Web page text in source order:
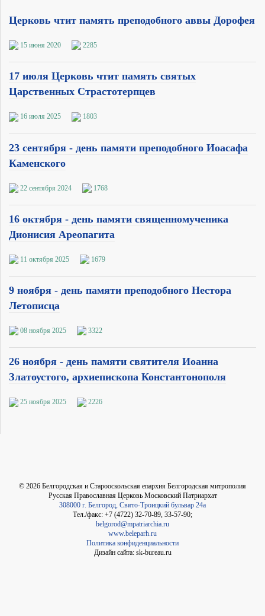
Церковь чтит память преподобного аввы Дорофея
15 июня 2020 2285
17 июля Церковь чтит память святых
Царственных Страстотерпцев
16 июля 2025 1803
23 сентября - день памяти преподобного Иоасафа
Каменского
22 сентября 2024 1768
16 октября - день памяти священномученика
Дионисия Ареопагита
11 октября 2025 1679
9 ноября - день памяти преподобного Нестора
Летописца
08 ноября 2025 3322
26 ноября - день памяти святителя Иоанна
Златоустого, архиепископа Константонополя
25 ноября 2025 2226
© 2026 Белгородская и Старооскольская епархия Белгородская митрополия
Русская Православная Церковь Московский Патриархат
308000 г. Белгород, Свято-Троицкий бульвар 24а
Тел./факс: +7 (4722) 32-70-89, 33-57-90;
belgorod@mpatriarchia.ru
www.beleparh.ru
Политика конфиденциальности
Дизайн сайта: sk-bureau.ru